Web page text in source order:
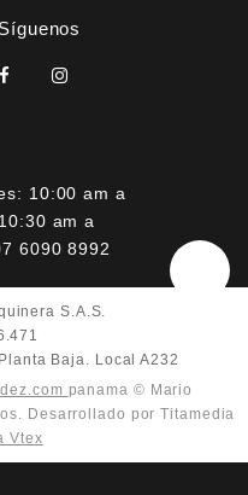
Síguenos
10:00 am a
am a
6090 8992
S.A.S.
Baja. Local A232
panama © Mario
Desarrollado por Titamedia
Vtex